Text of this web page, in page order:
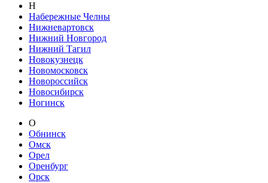
Н
Набережные Челны
Нижневартовск
Нижний Новгород
Нижний Тагил
Новокузнецк
Новомосковск
Новороссийск
Новосибирск
Ногинск
О
Обнинск
Омск
Орел
Оренбург
Орск